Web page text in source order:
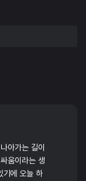
아가는 길이
움이라는 생
기에 오늘 하